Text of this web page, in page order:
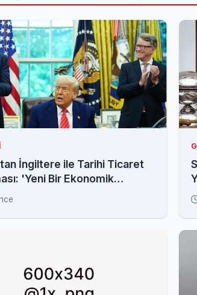
İngiltere ile Tarihi Ticaret
'Yeni Bir Ekonomik
Çağı Başlıyor'